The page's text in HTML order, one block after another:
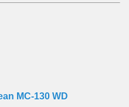
MC-130 WD